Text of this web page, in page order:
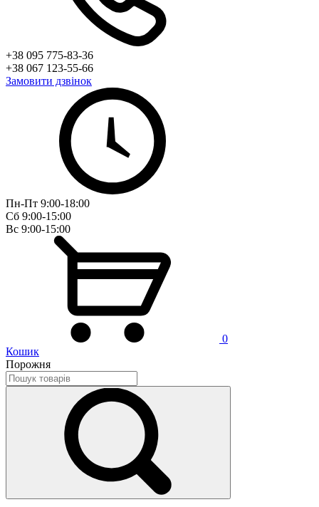
+38 095 775-83-36
+38 067 123-55-66
Замовити дзвінок
Пн-Пт 9:00-18:00
Сб 9:00-15:00
Вс 9:00-15:00
0
Кошик
Порожня